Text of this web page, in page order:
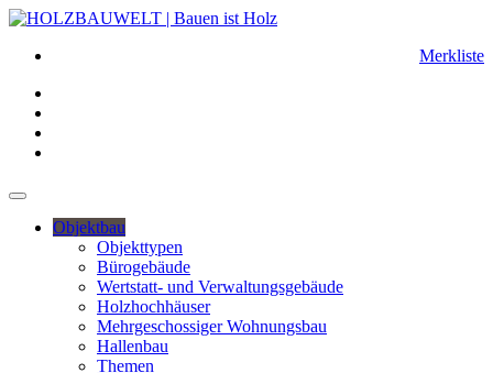
Merkliste
Objektbau
Objekttypen
Bürogebäude
Wertstatt- und Verwaltungsgebäude
Holzhochhäuser
Mehrgeschossiger Wohnungsbau
Hallenbau
Themen